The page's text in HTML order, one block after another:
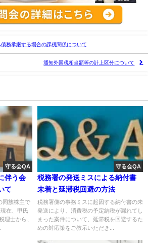
務承継する場合の課税関係について
通知外国税相当額等の計上区分について
守る会QA
伴う会
て
同族株主で
在、甲氏
理士から、
守る会QA
税務署の発送ミスによる納付書
未着と延滞税回避の方法
税務署側の事務ミスに起因する納付書の未
発送により、消費税の予定納税が漏れてし
まった案件について、延滞税を回避するた
めの対応策をご教示いただき...